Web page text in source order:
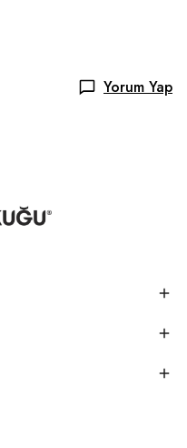
Yorum Yap